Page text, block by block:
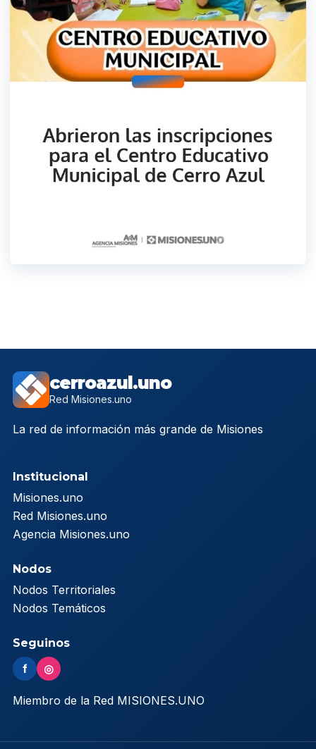
cerroazul.uno
Red Misiones.uno
La red de información más grande de Misiones
Institucional
Misiones.uno
Red Misiones.uno
Agencia Misiones.uno
Nodos
Nodos Territoriales
Nodos Temáticos
Seguinos
f ◎
Miembro de la Red MISIONES.UNO